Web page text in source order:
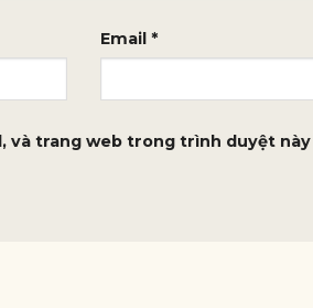
Email*
và trang web trong trình duyệt